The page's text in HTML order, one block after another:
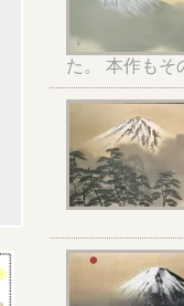
た。 本作もそ